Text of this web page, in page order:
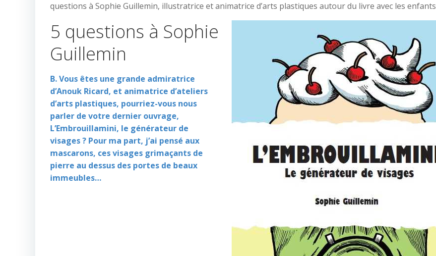
questions à Sophie Guillemin, illustratrice et animatrice d’arts plastiques autour du livre avec les enfants
5 questions à Sophie
Guillemin
B. Vous êtes une grande admiratrice
d’Anouk Ricard, et animatrice d’ateliers
d’arts plastiques, pourriez-vous nous
parler de votre dernier ouvrage,
L’Embrouillamini, le générateur de
visages ? Pour ma part, j’ai pensé aux
mascarons, ces visages grimaçants de
pierre au dessus des portes de beaux
immeubles…